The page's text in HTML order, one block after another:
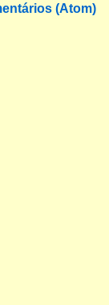
(Atom)